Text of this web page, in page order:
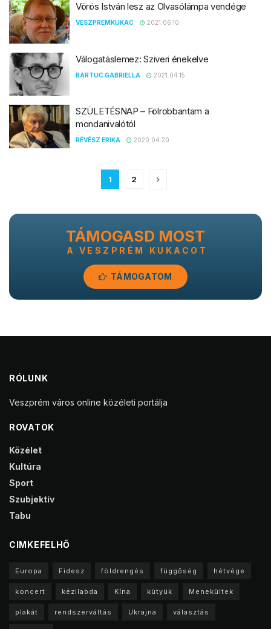
Vörös István lesz az Olvasólámpa vendége
VESZPREMKUKAC 2021.06.10.
Válogatáslemez: Sziveri énekelve
BARTUC GABRIELLA 2021.04.15.
SZÜLETÉSNAP – Fölrobbantam a
mondanivalótól
RÉVÉSZ ERIKA 2020.04.20.
1 2
TÁMOGASD MOST
A VESZPRÉM KUKACOT
TÁMOGATOM
RÓLUNK
Veszprém város online közéleti portálja
ROVATOK
Közélet
Kultúra
Sport
Szubjektív
Tabu
CIMKEFELHŐ
Europa Fidesz földrengés függőség hétvége
koncert kézilabda Kína kütyük Menekültek
plakát rendszerváltás Ukrajna választás